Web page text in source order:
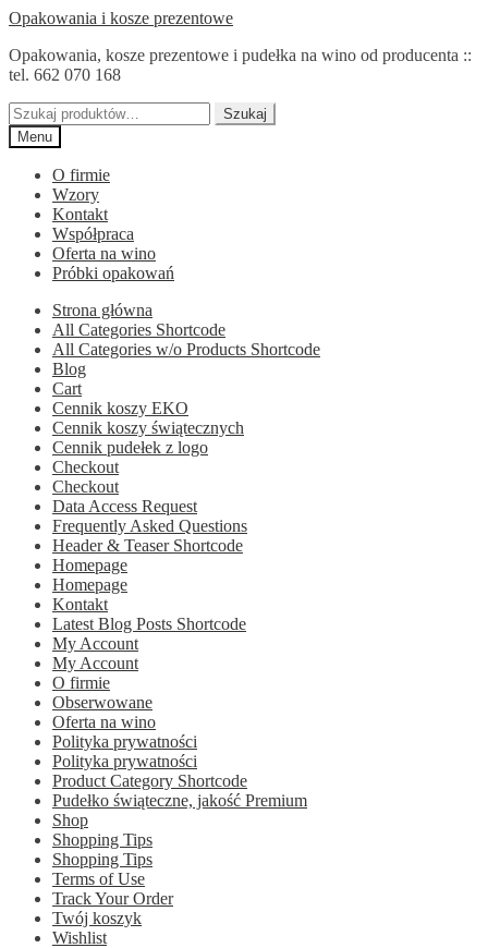
Przejdź
nawigacji
Przejdź
treści
Opakowania i kosze prezentowe
Opakowania, kosze prezentowe i pudełka na wino od producenta ::
tel. 662 070 168
Szukaj:
Szukaj
Menu
O firmie
Wzory
Kontakt
Współpraca
Oferta na wino
Próbki opakowań
Strona główna
All Categories Shortcode
All Categories w/o Products Shortcode
Blog
Cart
Cennik koszy EKO
Cennik koszy świątecznych
Cennik pudełek z logo
Checkout
Checkout
Data Access Request
Frequently Asked Questions
Header & Teaser Shortcode
Homepage
Homepage
Kontakt
Latest Blog Posts Shortcode
My Account
My Account
O firmie
Obserwowane
Oferta na wino
Polityka prywatności
Polityka prywatności
Product Category Shortcode
Pudełko świąteczne, jakość Premium
Shop
Shopping Tips
Shopping Tips
Terms of Use
Track Your Order
Twój koszyk
Wishlist